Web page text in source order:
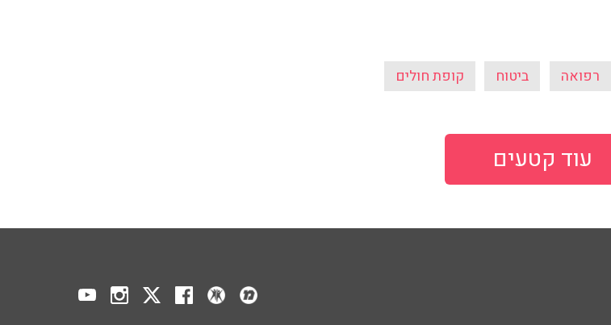
רפואה ביטוח קופת חולים
עוד קטעים